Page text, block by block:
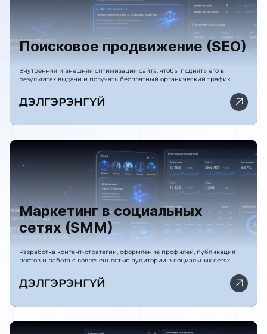
Поисковое продвижение (SEO)
Внутренняя и внешняя оптимизация сайта, чтобы поднять его в
результатах выдачи и получать бесплатный органический трафик.
ДЭЛГЭРЭНГҮЙ
Маркетинг в социальных
сетях (SMM)
Разработка контент-стратегии, оформление профилей, публикация
постов и работа с вовлеченностью аудитории в социальных сетях.
ДЭЛГЭРЭНГҮЙ